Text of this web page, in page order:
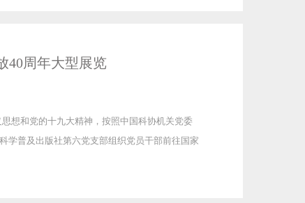
40周年大型展览
想和党的十九大精神，按照中国科协机关党委
学普及出版社第六党支部组织党员干部前往国家